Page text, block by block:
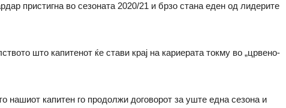
пристигна во сезоната 2020/21 и брзо стана еден од лидерите
што капитенот ќе стави крај на кариерата токму во „црвено-
нашиот капитен го продолжи договорот за уште една сезона и